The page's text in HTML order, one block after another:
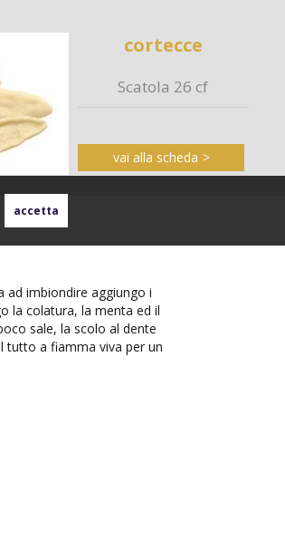
cortecce
Scatola 26 cf
vai alla scheda
ad imbiondire aggiungo i
la colatura, la menta ed il
sale, la scolo al dente
tutto a fiamma viva per un